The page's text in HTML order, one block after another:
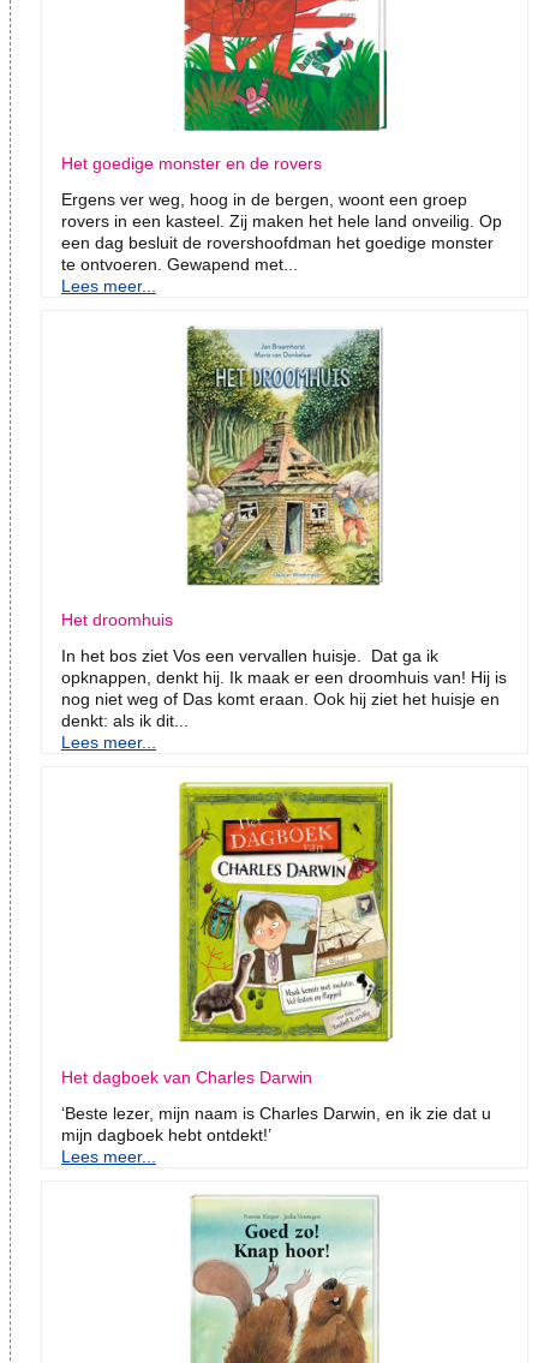
Het goedige monster en de rovers
Ergens ver weg, hoog in de bergen, woont een groep
rovers in een kasteel. Zij maken het hele land onveilig. Op
een dag besluit de rovershoofdman het goedige monster
te ontvoeren. Gewapend met...
Lees meer...
Het droomhuis
In het bos ziet Vos een vervallen huisje. Dat ga ik
opknappen, denkt hij. Ik maak er een droomhuis van! Hij is
nog niet weg of Das komt eraan. Ook hij ziet het huisje en
denkt: als ik dit...
Lees meer...
Het dagboek van Charles Darwin
‘Beste lezer, mijn naam is Charles Darwin, en ik zie dat u
mijn dagboek hebt ontdekt!’
Lees meer...